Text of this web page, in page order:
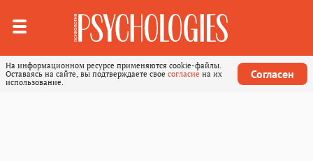
На информационном ресурсе применяются cookie-файлы.
Оставаясь на сайте, вы подтверждаете свое согласие на их
использование.
Согласен